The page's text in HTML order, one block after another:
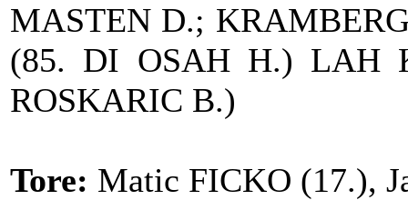
MASTEN D.;
(85. DI OSAH H.) LAH
ROSKARIC B.)
Tore: Matic FICKO (17.),